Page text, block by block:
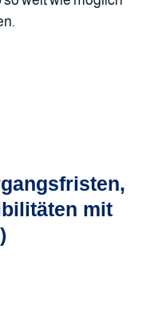
mit